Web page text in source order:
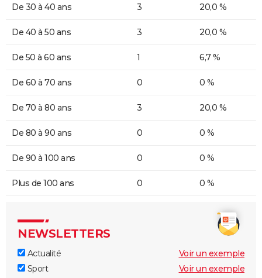
De 30 à 40 ans 3 20,0 %
De 40 à 50 ans 3 20,0 %
De 50 à 60 ans 1 6,7 %
De 60 à 70 ans 0 0 %
De 70 à 80 ans 3 20,0 %
De 80 à 90 ans 0 0 %
De 90 à 100 ans 0 0 %
Plus de 100 ans 0 0 %
NEWSLETTERS
Actualité
Voir un exemple
Sport
Voir un exemple